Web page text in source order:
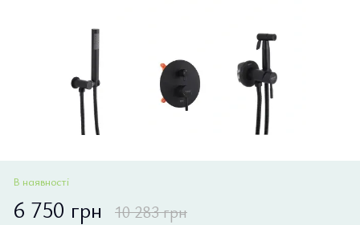
В наявності
6 750 грн 10 283 грн